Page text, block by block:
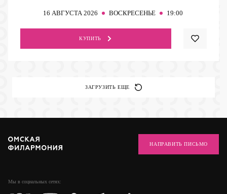
16 АВГУСТА 2026 ВОСКРЕСЕНЬЕ 19:00
КУПИТЬ
ЗАГРУЗИТЬ ЕЩЕ
Мы в социальных сетях:
НАПРАВИТЬ ПИСЬМО